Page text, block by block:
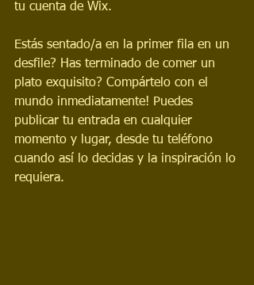
tu cuenta de Wix.
Estás sentado/a en la primer fila en un
desfile? Has terminado de comer un
plato exquisito? Compártelo con el
mundo inmediatamente! Puedes
publicar tu entrada en cualquier
momento y lugar, desde tu teléfono
cuando así lo decidas y la inspiración lo
requiera.